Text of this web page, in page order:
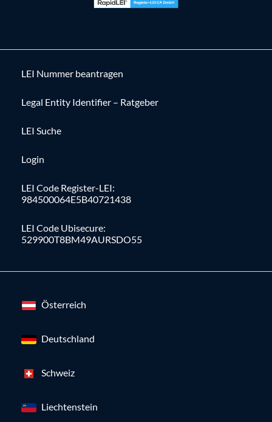
LEI Nummer beantragen
Legal Entity Identifier – Ratgeber
LEI Suche
Login
LEI Code Register-LEI:
984500064E5B40721438
LEI Code Ubisecure:
529900T8BM49AURSDO55
Österreich
Deutschland
Schweiz
Liechtenstein